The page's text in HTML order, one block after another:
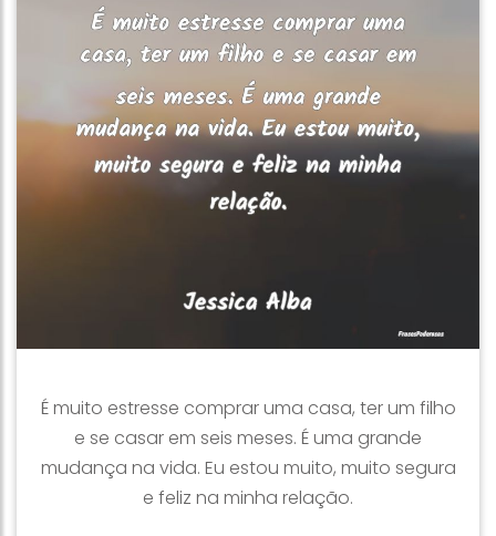
É muito estresse comprar uma casa, ter um filho
e se casar em seis meses. É uma grande
mudança na vida. Eu estou muito, muito segura
e feliz na minha relação.